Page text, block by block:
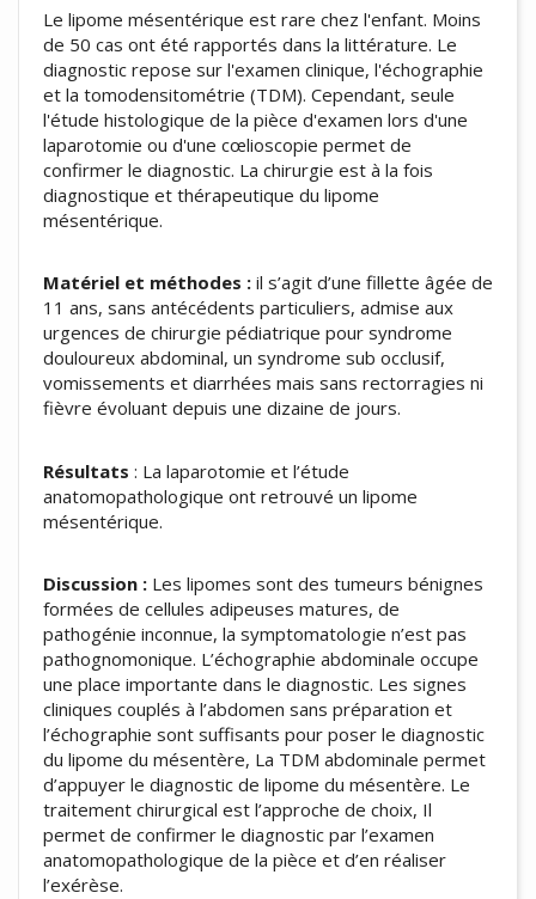
Le lipome mésentérique est rare chez l'enfant. Moins
de 50 cas ont été rapportés dans la littérature. Le
diagnostic repose sur l'examen clinique, l'échographie
et la tomodensitométrie (TDM). Cependant, seule
l'étude histologique de la pièce d'examen lors d'une
laparotomie ou d'une cœlioscopie permet de
confirmer le diagnostic. La chirurgie est à la fois
diagnostique et thérapeutique du lipome
mésentérique.
Matériel et méthodes : il s’agit d’une fillette âgée de
11 ans, sans antécédents particuliers, admise aux
urgences de chirurgie pédiatrique pour syndrome
douloureux abdominal, un syndrome sub occlusif,
vomissements et diarrhées mais sans rectorragies ni
fièvre évoluant depuis une dizaine de jours.
Résultats : La laparotomie et l’étude
anatomopathologique ont retrouvé un lipome
mésentérique.
Discussion : Les lipomes sont des tumeurs bénignes
formées de cellules adipeuses matures, de
pathogénie inconnue, la symptomatologie n’est pas
pathognomonique. L’échographie abdominale occupe
une place importante dans le diagnostic. Les signes
cliniques couplés à l’abdomen sans préparation et
l’échographie sont suffisants pour poser le diagnostic
du lipome du mésentère, La TDM abdominale permet
d’appuyer le diagnostic de lipome du mésentère. Le
traitement chirurgical est l’approche de choix, Il
permet de confirmer le diagnostic par l’examen
anatomopathologique de la pièce et d’en réaliser
l’exérèse.